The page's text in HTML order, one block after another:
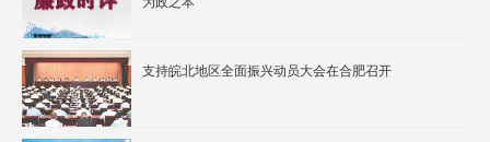
支持皖北地区全面振兴动员大会在合肥召开